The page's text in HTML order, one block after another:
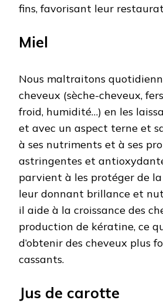
fins, favorisant leur
Miel
Nous maltraitons
cheveux (sèche-cheveux,
froid, humidité…) en les
et avec un aspect terne et
à ses nutriments et à ses
astringentes et
parvient à les protéger de la
leur donnant brillance et
il aide à la croissance des
production de kératine, ce
d’obtenir des cheveux plus
cassants.
Jus de carotte